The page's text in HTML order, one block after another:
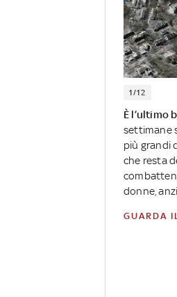
1/12
È l’ultimo
settimane
più grandi
che resta
donne,